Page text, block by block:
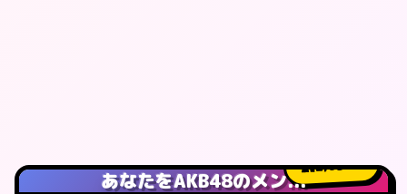
あなたをAKB48のメン...
2,654人